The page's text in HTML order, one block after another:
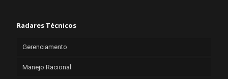
Radares Técnicos
Gerenciamento
Manejo Racional